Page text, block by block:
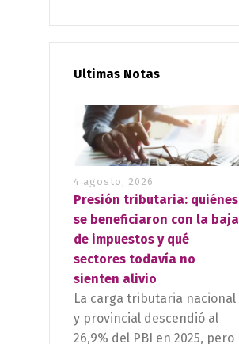
Ultimas Notas
4 agosto, 2026
Presión tributaria: quiénes
se beneficiaron con la baja
de impuestos y qué
sectores todavía no
sienten alivio
La carga tributaria nacional
y provincial descendió al
26,9% del PBI en 2025, pero